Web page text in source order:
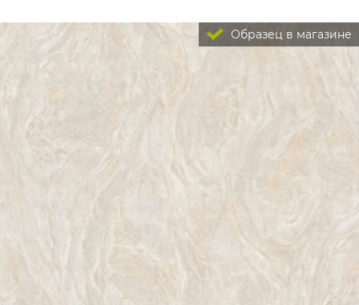
Образец в магазине